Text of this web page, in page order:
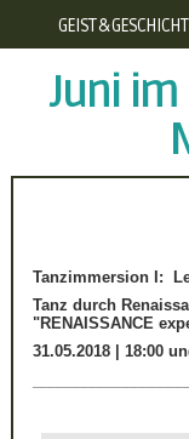
GEIST &
Juni
Tanzimmersion I:
Tanz durch
"RENAISSANCE
31.05.2018 | 18:00